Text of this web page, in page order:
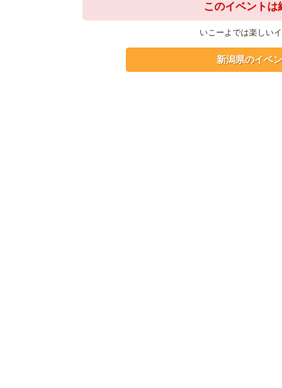
このイベントは
いこーよでは楽しい
新潟県のイベ